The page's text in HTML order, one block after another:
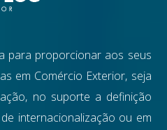
para proporcionar aos seus
em Comércio Exterior, seja
no suporte a definição
internacionalização ou em